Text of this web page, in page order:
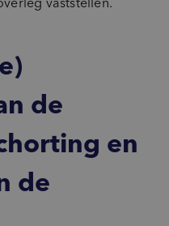
de
en
de